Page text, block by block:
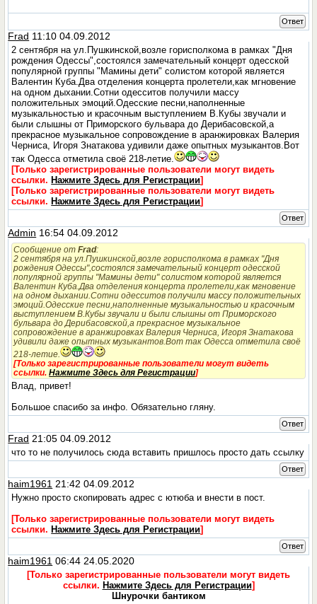
Ответ
Frad 11:10 04.09.2012
2 сентября на ул.Пушкинской,возле горисполкома в рамках "Дня
рождения Одессы",состоялся замечательный концерт одесской
популярной группы "Мамины дети" солистом которой является
Валентин Куба.Два отделения концерта пролетели,как мгновение
на одном дыхании.Сотни одесситов получили массу
положительных эмоций.Одесские песни,наполненные
музыкальностью и красочным выступлением В.Кубы звучали и
были слышны от Приморского бульвара до Дерибасовской,а
прекрасное музыкальное сопровождение в аранжировках Валерия
Черниса, Игоря Знатакова удивили даже опытных музыкантов.Вот
так Одесса отметила своё 218-летие.
[Только зарегистрированные пользователи могут видеть
ссылки. Нажмите Здесь для Регистрации]
[Только зарегистрированные пользователи могут видеть
ссылки. Нажмите Здесь для Регистрации]
Ответ
Admin 16:54 04.09.2012
Сообщение отFrad:
2 сентября на ул.Пушкинской,возле горисполкома в рамках "Дня
рождения Одессы",состоялся замечательный концерт одесской
популярной группы "Мамины дети" солистом которой является
Валентин Куба.Два отделения концерта пролетели,как мгновение
на одном дыхании.Сотни одесситов получили массу положительных
эмоций.Одесские песни,наполненные музыкальностью и красочным
выступлением В.Кубы звучали и были слышны от Приморского
бульвара до Дерибасовской,а прекрасное музыкальное
сопровождение в аранжировках Валерия Черниса, Игоря Знатакова
удивили даже опытных музыкантов.Вот так Одесса отметила своё
218-летие.
[Только зарегистрированные пользователи могут видеть
ссылки.Нажмите Здесь для Регистрации]
Влад, привет!
Большое спасибо за инфо. Обязательно гляну.
Ответ
Frad 21:05 04.09.2012
что то не получилось сюда вставить пришлось просто дать ссылку
Ответ
haim1961 21:42 04.09.2012
Нужно просто скопировать адрес с ютюба и внести в пост.
[Только зарегистрированные пользователи могут видеть
ссылки. Нажмите Здесь для Регистрации]
Ответ
haim1961 06:44 24.05.2020
[Только зарегистрированные пользователи могут видеть
ссылки. Нажмите Здесь для Регистрации]
Шнурочки бантиком